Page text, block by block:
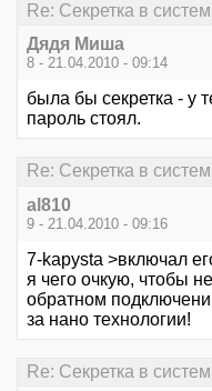
Re: Секретка в
Дядя Миша
8 - 21.04.2010 - 09:14
была бы секретка - у
пароль стоял.
Re: Секретка в
al810
9 - 21.04.2010 - 09:16
7-kapysta >включал
я чего очкую, чтобы
обратном
за нано технологии!
Re: Секретка в